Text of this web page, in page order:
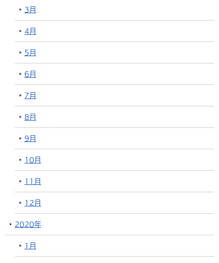
3月
4月
5月
6月
7月
8月
9月
10月
11月
12月
2020年
1月